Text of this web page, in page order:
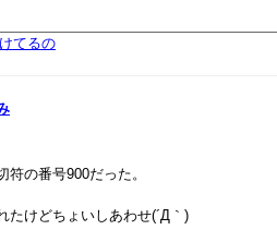
てるの
符の番号900だった。
たけどちょいしあわせ(´Д｀)